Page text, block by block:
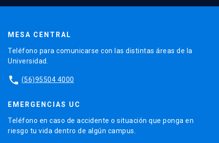
MESA CENTRAL
Teléfono para comunicarse con las distintas áreas de la
Universidad.
phone (56)95504 4000
EMERGENCIAS UC
Teléfono en caso de accidente o situación que ponga en
riesgo tu vida dentro de algún campus.